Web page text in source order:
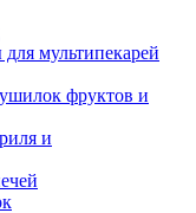
мультипекарей
фруктов и
и